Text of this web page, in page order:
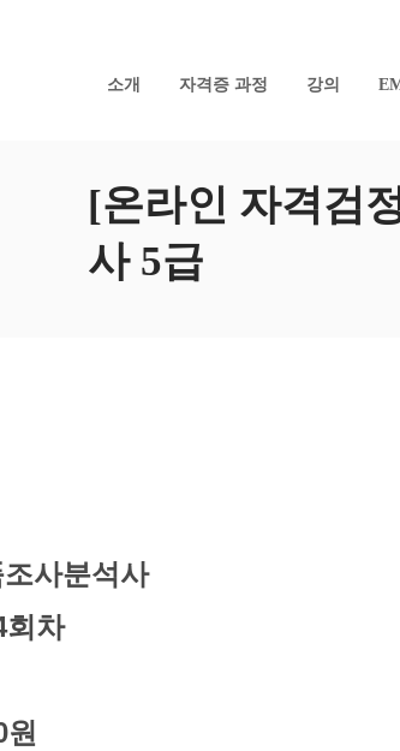
소개 자격증 과정 강의
[온라인 자격검
사 5급
사분석사
차